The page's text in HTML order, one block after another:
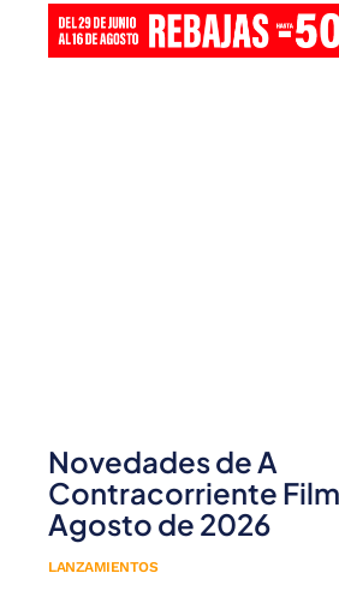
Novedades de A
Contracorriente
Agosto de 2026
LANZAMIENTOS